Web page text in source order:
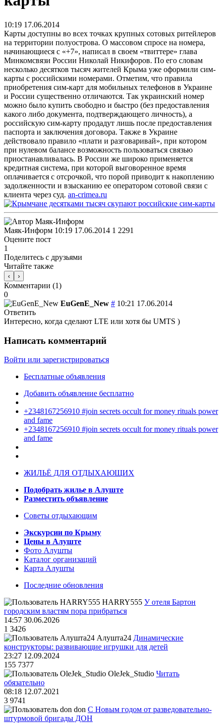
10:19 17.06.2014
Карты доступны во всех точках крупных сотовых ритейлеров
на территории полуострова. О массовом спросе на номера,
начинающиеся с «+7», написал в своем «твиттере» глава
Минкомсвязи России Николай Никифоров. По его словам
несколько десятков тысяч жителей Крыма уже оформили сим-
карты с российскими номерами. Отметим, что правила
приобретения сим-карт для мобильных телефонов в Украине
и России существенно отличаются. Так украинский номер
можно было купить свободно и быстро (без предоставления
какого либо документа, подтверждающего личность), а
российскую сим-карту продадут лишь после предоставления
паспорта и заключения договора. Также в Украине
действовало правило «плати и разговаривай», при котором
при нулевом балансе возможность пользоваться связью
приостанавливалась. В России же широко применяется
кредитная система, при которой выговоренное время
оплачивается с отсрочкой, что порой приводит к накоплению
задолженности и взысканию ее оператором сотовой связи с
клиента через суд. an-crimea.ru
Маяк-Информ 10:19 17.06.2014 1 2291
Оцените пост
1
Поделитесь с друзьями
Читайте также
‹ ›
Комментарии (1)
0
EuGenE_New # 10:21 17.06.2014
Ответить
Интересно, когда сделают LTE или хотя бы UMTS )
Написать комментарий
Войти или зарегистрироваться
Бесплатные объявления
Добавить объявление бесплатно
+2348167256910 #join secrets occult for money rituals power
and fame
+2348167256910 #join secrets occult for money rituals power
and fame
ЖИЛЬЁ ДЛЯ ОТДЫХАЮЩИХ
Подобрать жилье в Алуште
Разместить объявление
Советы отдыхающим
Экскурсии по Крыму
Цены в Алуште
Фото Алушты
Каталог организаций
Карта Алушты
Последние обновления
HARRY555 У отеля Бартон
городским властям пора прибраться
14:57 30.06.2026
1 3426
Алушта24 Динамические
конструкторы: развивающие игрушки для детей
23:27 12.09.2024
155 7377
OleJek_Studio Читать
обязательно
08:18 12.07.2021
3 9741
don С Новым годом от разведовательно-
штурмовой бригады ДОН